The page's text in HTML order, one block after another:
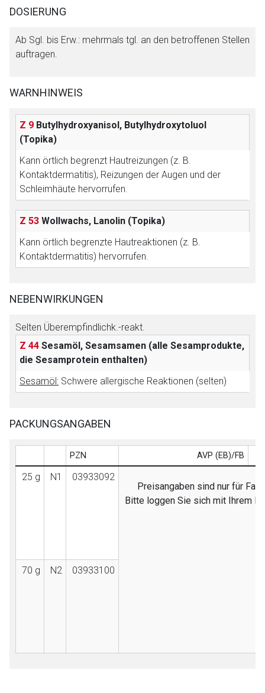
DOSIERUNG
Ab Sgl. bis Erw.: mehrmals tgl. an den betroffenen Stellen
auftragen.
WARNHINWEIS
Z 9 Butylhydroxyanisol, Butylhydroxytoluol
(Topika)
Kann örtlich begrenzt Hautreizungen (z. B.
Kontaktdermatitis), Reizungen der Augen und der
Schleimhäute hervorrufen.
Z 53 Wollwachs, Lanolin (Topika)
Kann örtlich begrenzte Hautreaktionen (z. B.
Kontaktdermatitis) hervorrufen.
NEBENWIRKUNGEN
Selten Überempfindlichk.-reakt.
Z 44 Sesamöl, Sesamsamen (alle Sesamprodukte,
die Sesamprotein enthalten)
Sesamöl: Schwere allergische Reaktionen (selten)
PACKUNGSANGABEN
PZN AVP (EB)/FB
25 g N1
03933092
Preisangaben sind nur für
Bitte loggen Sie sich mit Ihrem
70 g N2 03933100
Seite. Für die Inhalte der externen Web-Seite ist deren
Datenschutzbestimmungen.